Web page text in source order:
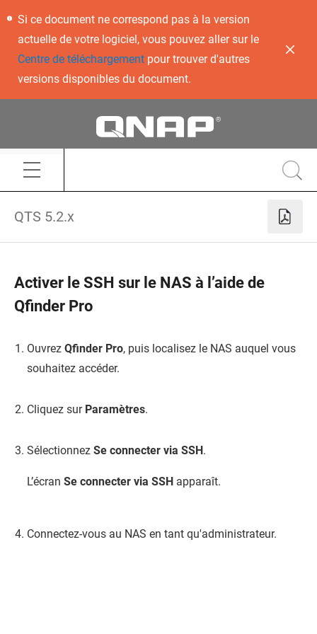
Si ce document ne correspond pas à la version
actuelle de votre logiciel, vous pouvez aller sur le
Centre de téléchargementpour trouver d'autres
versions disponibles du document.
QTS 5.2.x
Activer le SSH sur le NAS à l’aide de
Qfinder Pro
Ouvrez Qfinder Pro, puis localisez le NAS auquel vous
souhaitez accéder.
Cliquez sur Paramètres.
Sélectionnez Se connecter via SSH.
L’écran Se connecter via SSH apparaît.
Connectez-vous au NAS en tant qu'administrateur.